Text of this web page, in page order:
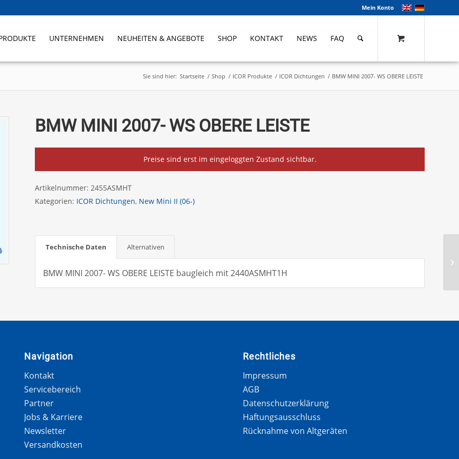
Mein Konto
UNTERNEHMEN NEUHEITEN & ANGEBOTE SHOP KONTAKT NEWS FAQ
Sie sind hier: Startseite / Shop / ICOR Produkte / ICOR Dichtungen / BMW MINI 2007- WS OBERE LEISTE
BMW MINI 2007- WS OBERE LEISTE
Preise sind erst im eingeloggten Zustand sichtbar.
Artikelnummer:2455ASMHT
Kategorien: ICOR Dichtungen, New Mini II (06-)
Technische Daten Alternativen
BMW MINI 2007- WS OBERE LEISTE baugleich mit 2440ASMHT1H
Navigation
Kontakt
Servicebereich
Partner
Jobs & Karriere
Newsletter
Versandkosten
Rechtliches
Impressum
AGB
Datenschutzerklärung
Haftungsausschluss
Rücknahme von Altgeräten